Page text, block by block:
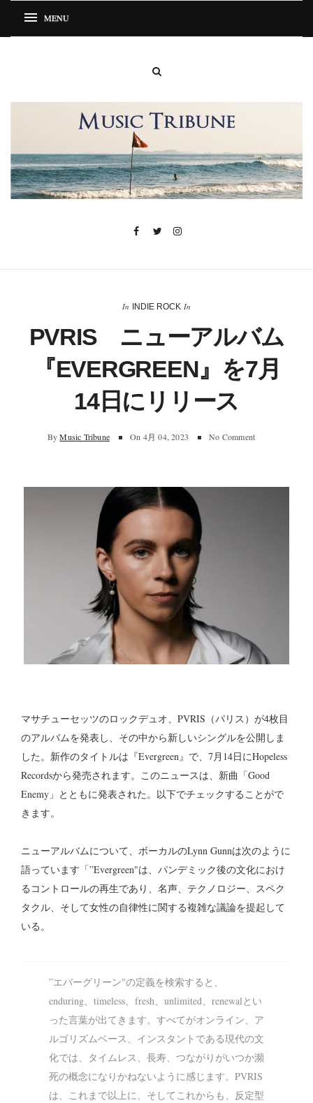
In INDIE ROCK In
PVRIS ニューアルバム
『EVERGREEN』を7月
14日にリリース
By Music Tribune On 4月 04, 2023 No Comment
マサチューセッツのロックデュオ、PVRIS（パリス）が4枚目
のアルバムを発表し、その中から新しいシングルを公開しま
した。新作のタイトルは『Evergreen』で、7月14日にHopeless
Recordsから発売されます。このニュースは、新曲「Good
Enemy」とともに発表された。以下でチェックすることがで
きます。
ニューアルバムについて、ボーカルのLynn Gunnは次のように
語っています「”Evergreen"は、パンデミック後の文化におけ
るコントロールの再生であり、名声、テクノロジー、スペク
タクル、そして女性の自律性に関する複雑な議論を提起して
いる。
”エバーグリーン"の定義を検索すると、
enduring、timeless、fresh、unlimited、renewalとい
った言葉が出てきます。すべてがオンライン、ア
ルゴリズムベース、インスタントである現代の文
化では、タイムレス、長寿、つながりがいつか瀕
死の概念になりかねないように感じます。PVRIS
は、これまで以上に、そしてこれからも、反定型